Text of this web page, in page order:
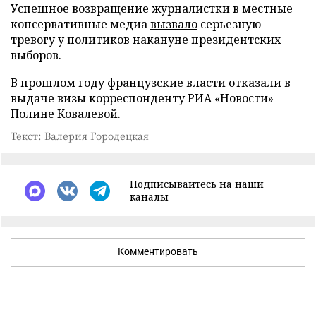
Успешное возвращение журналистки в местные
консервативные медиавызвало серьезную
тревогу у политиков накануне президентских
выборов.
В прошлом году французские власти отказалив
выдаче визы корреспонденту РИА «Новости»
Полине Ковалевой.
Текст: Валерия Городецкая
Подписывайтесь на наши
каналы
Комментировать